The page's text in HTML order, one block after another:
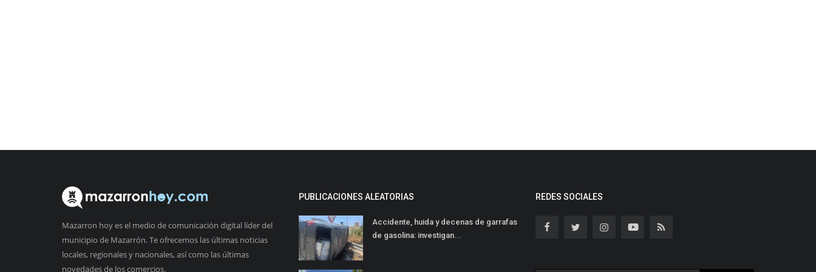
Mazarron hoy es el medio de comunicación digital líder del
municipio de Mazarrón. Te ofrecemos las últimas noticias
locales, regionales y nacionales, así como las últimas
novedades de los comercios.
PUBLICACIONES ALEATORIAS
Accidente, huida y decenas de garrafas
de gasolina: investigan...
REDES SOCIALES